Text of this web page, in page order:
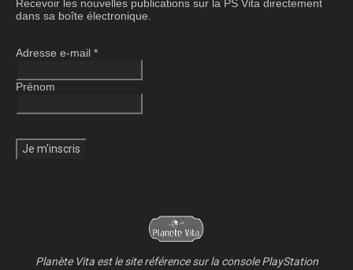
Recevoir les nouvelles publications sur la PS Vita directement
dans sa boîte électronique.
Adresse e-mail *
Prénom
Planète Vita est le site référence sur la console PlayStation